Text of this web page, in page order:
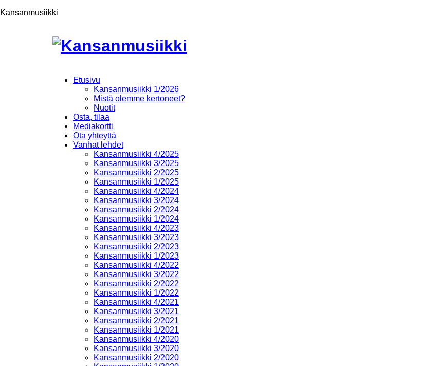
Kansanmusiikki
Etusivu
Kansanmusiikki 1/2026
Mistä olemme kertoneet?
Nuotit
Osta, tilaa
Mediakortti
Ota yhteyttä
Vanhat lehdet
Kansanmusiikki 4/2025
Kansanmusiikki 3/2025
Kansanmusiikki 2/2025
Kansanmusiikki 1/2025
Kansanmusiikki 4/2024
Kansanmusiikki 3/2024
Kansanmusiikki 2/2024
Kansanmusiikki 1/2024
Kansanmusiikki 4/2023
Kansanmusiikki 3/2023
Kansanmusiikki 2/2023
Kansanmusiikki 1/2023
Kansanmusiikki 4/2022
Kansanmusiikki 3/2022
Kansanmusiikki 2/2022
Kansanmusiikki 1/2022
Kansanmusiikki 4/2021
Kansanmusiikki 3/2021
Kansanmusiikki 2/2021
Kansanmusiikki 1/2021
Kansanmusiikki 4/2020
Kansanmusiikki 3/2020
Kansanmusiikki 2/2020